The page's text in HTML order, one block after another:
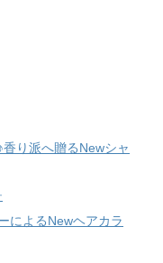
り派へ贈るNewシャ
によるNewヘアカラ